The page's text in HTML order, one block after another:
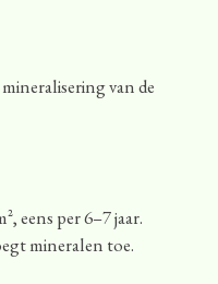
van de
eens per 6–7 jaar.
mineralen toe.